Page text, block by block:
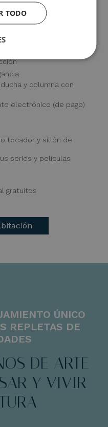
y columna con
electrónico (de pago)
tocador y sillón de
series y películas
gratuitos
ÚNICO
REPLETAS DE
DE ARTE
Y VIVIR
TODO